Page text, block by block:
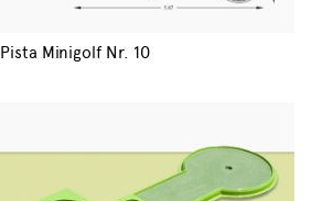
Pista Minigolf Nr. 10